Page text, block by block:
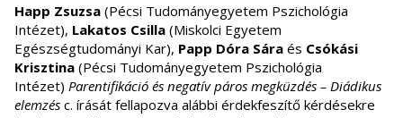
Happ Zsuzsa (Pécsi Tudományegyetem Pszichológia
Intézet), Lakatos Csilla (Miskolci Egyetem
Egészségtudományi Kar), Papp Dóra Sára és Csókási
Krisztina (Pécsi Tudományegyetem Pszichológia
Intézet) Parentifikáció és negatív páros megküzdés – Diádikus
elemzés c. írását fellapozva alábbi érdekfeszítő kérdésekre